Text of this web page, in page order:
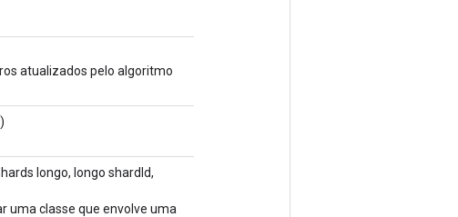
atualizados pelo algoritmo
longo, longo shardId,
uma classe que envolve uma